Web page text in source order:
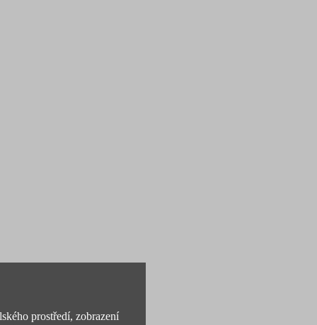
prostředí, zobrazení